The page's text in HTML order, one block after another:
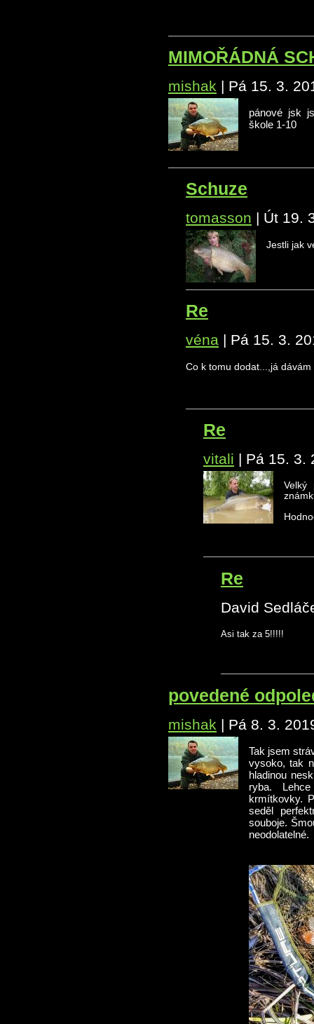
MIMOŘÁDNÁ
mishak | Pá 15. 3.
pánové jsk
škole 1-10
Schuze
tomasson | Út 19.
Jestli jak
Re
véna | Pá 15. 3.
Co k tomu dodat...,já dávám
Re
vitali | Pá 15. 3.
Velký
Re
David
Asi tak za 5!!!!!
povedené
mishak | Pá 8. 3.
Tak jsem
vysoko, tak
hladinou
ryba.
krmítkovky.
seděl
souboje.
neodolatelné.